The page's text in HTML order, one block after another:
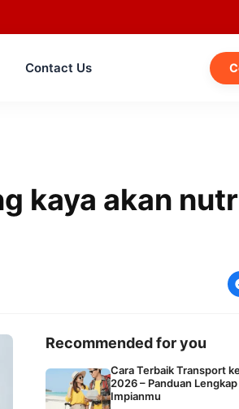
Contact Us
kaya akan
Recommended for you
Cara Terbaik Transport
2026 – Panduan
Impianmu